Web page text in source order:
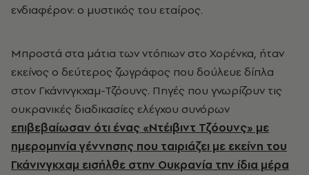
ενδιαφέρον: ο μυστικός του εταίρος.
Μπροστά στα μάτια των ντόπιων στο Χορένκα, ήταν
εκείνος ο δεύτερος ζωγράφος που δούλευε δίπλα
στον Γκάνινγκχαμ-Τζόουνς. Πηγές που γνωρίζουν τις
ουκρανικές διαδικασίες ελέγχου συνόρων
επιβεβαίωσαν ότι ένας «Ντέιβιντ Τζόουνς» με
ημερομηνία γέννησης που ταιριάζει με εκείνη του
Γκάνινγκχαμ εισήλθε στην Ουκρανία την ίδια μέρα